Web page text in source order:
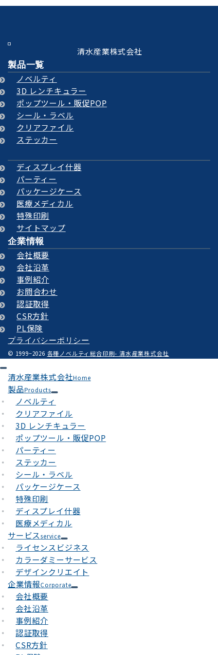
清水産業株式会社
製品一覧
ノベルティ
3D レンチキュラー
ポップツール・販促POP
シール・ラベル
クリアファイル
ステッカー
ディスプレイ什器
パーティー
パッケージケース
医療メディカル
特殊印刷
サイトマップ
企業情報
会社概要
会社沿革
事例紹介
お問合わせ
認証取得
CSR方針
PL保険
プライバシーポリシー
© 1999−2026 各種ノベルティ総合印刷- 清水産業株式会社
清水産業株式会社Home
製品Products
ノベルティ
クリアファイル
3D レンチキュラー
ポップツール・販促POP
パーティー
ステッカー
シール・ラベル
パッケージケース
特殊印刷
ディスプレイ什器
医療メディカル
サービスservice
ライセンスビジネス
カラーダミーサービス
デザインクリエイト
企業情報Corporate
会社概要
会社沿革
事例紹介
認証取得
CSR方針